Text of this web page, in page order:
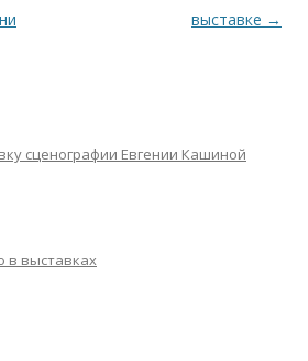
выставке →
сценографии Евгении Кашиной
в выставках